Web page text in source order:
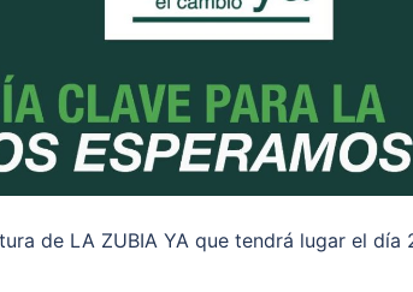
de LA ZUBIA YA que tendrá lugar el día